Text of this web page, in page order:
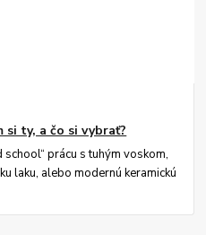
si ty, a čo si vybrať?
school“ prácu s tuhým voskom,
laku, alebo modernú keramickú